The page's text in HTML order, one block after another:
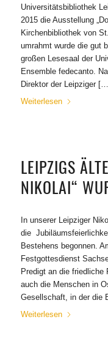
Universitätsbibliothek
2015 die Ausstellung
Kirchenbibliothek von
umrahmt wurde die gut
großen Lesesaal der
Ensemble fedecanto.
Direktor der Leipziger
Weiterlesen
LEIPZIGS
NIKOLAI“
In unserer Leipziger
die
Bestehens begonnen.
Festgottesdienst
Predigt an die friedliche
auch die Menschen in
Gesellschaft, in der die
Weiterlesen